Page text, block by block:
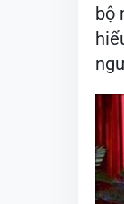
bộ